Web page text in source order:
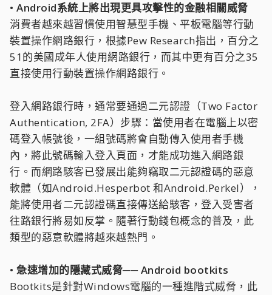
• Android系統上將出現更具攻擊性的金融相關威脅
消費者越來越習慣使用智慧型手機、平板電腦等行動
裝置操作網路銀行，根據Pew Research指出，百分之
51的美國成年人使用網路銀行，而其中更有百分之35
直接使用行動裝置操作網路銀行。
登入網路銀行時，通常要通過二元認證（Two Factor
Authentication, 2FA）步驟：當使用者在電腦上以密
碼登入帳號後，一組號碼將會自動傳入使用者手機
內，將此號碼輸入登入頁面，才能成功進入網路銀
行。而網路駭客已發展出能夠竊取二元認證碼的惡意
軟體（如Android.Hesperbot 和Android.Perkel），
能將使用者二元認證碼直接傳送給駭客，登入受害者
往路銀行將易如反掌。隨著行動錢包概念的普及，此
類型的惡意軟體將越來越熱門。
• 急速增加的隱藏式威脅── Android bootkits
Bootkits是針對Windows電腦的一種進階式威脅，此